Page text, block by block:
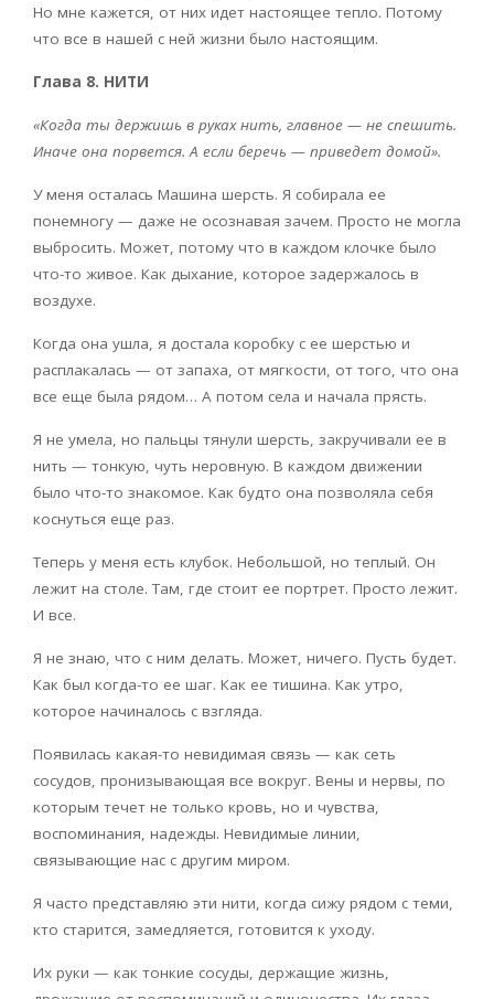
Но мне кажется, от них идет настоящее тепло. Потому
что все в нашей с ней жизни было настоящим.
Глава 8. НИТИ
«Когда ты держишь в руках нить, главное — не спешить.
Иначе она порвется. А если беречь — приведет домой».
У меня осталась Машина шерсть. Я собирала ее
понемногу — даже не осознавая зачем. Просто не могла
выбросить. Может, потому что в каждом клочке было
что-то живое. Как дыхание, которое задержалось в
воздухе.
Когда она ушла, я достала коробку с ее шерстью и
расплакалась — от запаха, от мягкости, от того, что она
все еще была рядом… А потом села и начала прясть.
Я не умела, но пальцы тянули шерсть, закручивали ее в
нить — тонкую, чуть неровную. В каждом движении
было что-то знакомое. Как будто она позволяла себя
коснуться еще раз.
Теперь у меня есть клубок. Небольшой, но теплый. Он
лежит на столе. Там, где стоит ее портрет. Просто лежит.
И все.
Я не знаю, что с ним делать. Может, ничего. Пусть будет.
Как был когда-то ее шаг. Как ее тишина. Как утро,
которое начиналось с взгляда.
Появилась какая-то невидимая связь — как сеть
сосудов, пронизывающая все вокруг. Вены и нервы, по
которым течет не только кровь, но и чувства,
воспоминания, надежды. Невидимые линии,
связывающие нас с другим миром.
Я часто представляю эти нити, когда сижу рядом с теми,
кто старится, замедляется, готовится к уходу.
Их руки — как тонкие сосуды, держащие жизнь,